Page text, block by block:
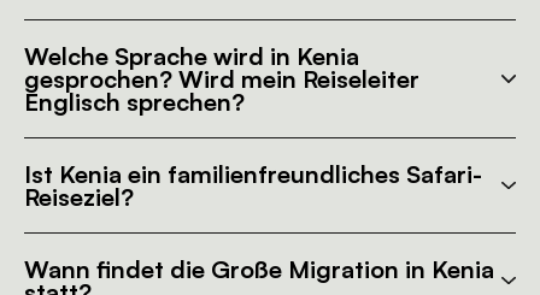
Welche Sprache wird in Kenia
gesprochen? Wird mein Reiseleiter
Englisch sprechen?
Ist Kenia ein familienfreundliches Safari-
Reiseziel?
Wann findet die Große Migration in Kenia